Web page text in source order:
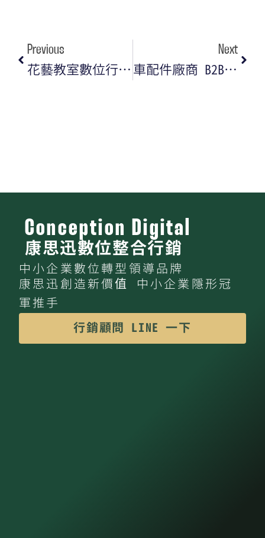
Previous
花藝教室數位行銷｜如何用 IG 即時通訊提升課程報名與作品銷售？
Next
車配件廠商 B2B SEO 行銷攻略｜如何讓國際買家找到你？
Conception Digital
康思迅數位整合行銷
中小企業數位轉型領導品牌
康思迅創造新價值 中小企業隱形冠
軍推手
行銷顧問 LINE 一下